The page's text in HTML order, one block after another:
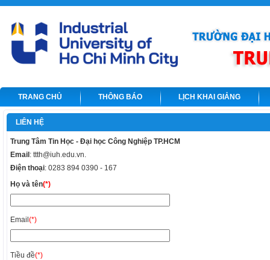
TRANG CHỦ THÔNG BÁO LỊCH KHAI GIẢNG
LIÊN HỆ
Trung Tâm Tin Học - Đại học Công Nghiệp TP.HCM
Email : ttth@iuh.edu.vn.
Điện thoại: 0283 894 0390 - 167
Họ và tên(*)
Email (*)
Tiều đề(*)